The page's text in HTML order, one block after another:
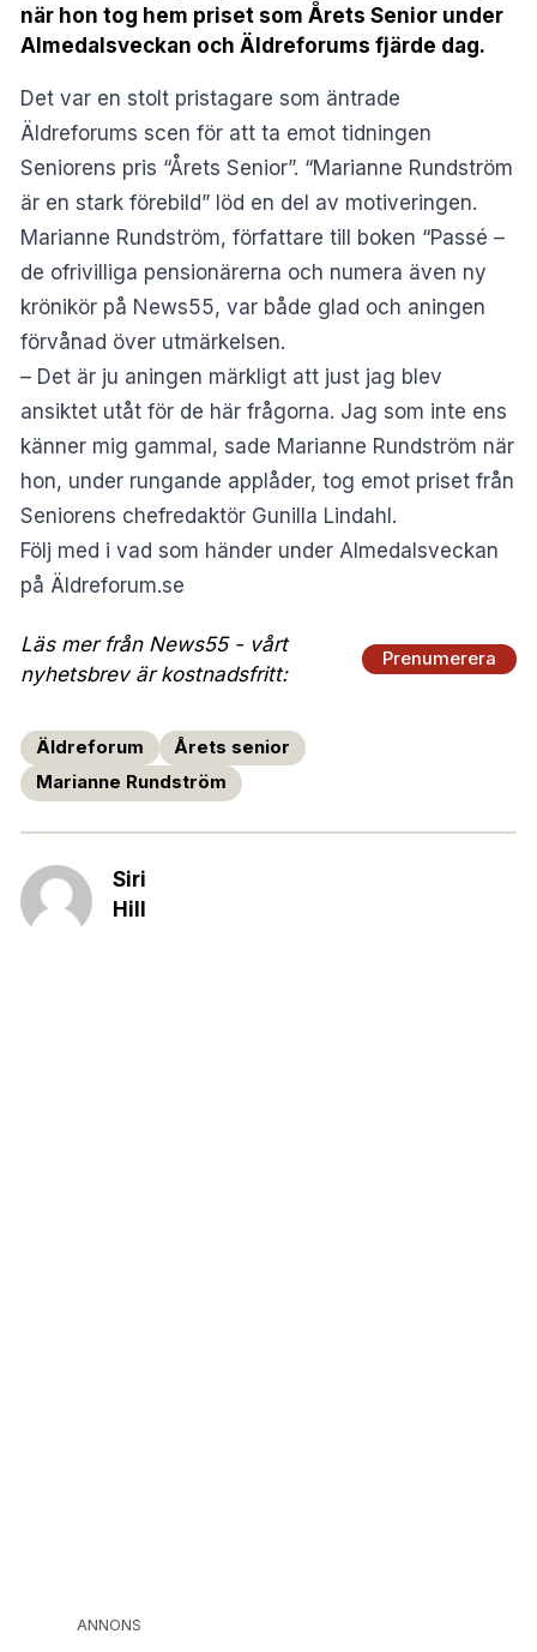
när hon tog hem priset som Årets Senior under
Almedalsveckan och Äldreforums fjärde dag.
Det var en stolt pristagare som äntrade
Äldreforums scen för att ta emot tidningen
Seniorens pris “Årets Senior”. “Marianne Rundström
är en stark förebild” löd en del av motiveringen.
Marianne Rundström, författare till boken “Passé –
de ofrivilliga pensionärerna och numera även ny
krönikör på News55, var både glad och aningen
förvånad över utmärkelsen.
– Det är ju aningen märkligt att just jag blev
ansiktet utåt för de här frågorna. Jag som inte ens
känner mig gammal, sade Marianne Rundström när
hon, under rungande applåder, tog emot priset från
Seniorens chefredaktör Gunilla Lindahl.
Följ med i vad som händer under Almedalsveckan
på Äldreforum.se
Läs mer från News55 - vårt
nyhetsbrev är kostnadsfritt:
Prenumerera
Äldreforum
Årets senior
Marianne Rundström
Siri
Hill
ANNONS